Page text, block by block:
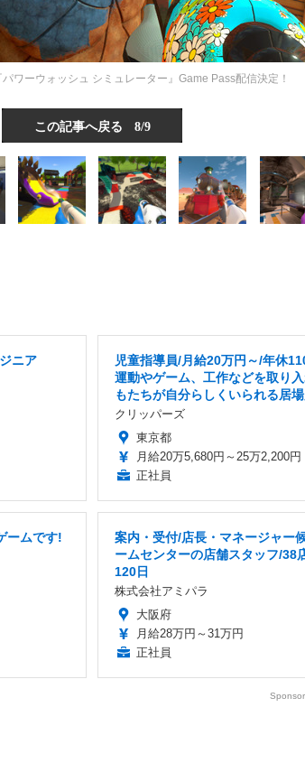
ワーウォッシュ シミュレーター』Game Pass配信決定！
この記事へ戻る 8/9
ニア
児童指導員/月給20万円～/年休
運動やゲーム、工作などを取り
もたちが自分らしくいられる居
クリッパーズ
東京都
月給20万5,680円～25万2,200円
正社員
ームです!
案内・受付/店長・マネージャー
ームセンターの店舗スタッフ/38
120日
株式会社アミパラ
大阪府
月給28万円～31万円
正社員